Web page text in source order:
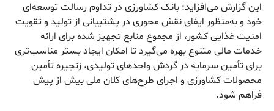
این گزارش می‌افزاید: بانک کشاورزی در تداوم رسالت توسعه‌ای
خود و به‌منظور ایفای نقش محوری در پشتیبانی از تولید و تقویت
امنیت غذایی کشور، از مجموع منابع تجهیز شده برای ارائه
خدمات مالی متنوع بهره می‌گیرد تا امکان ایجاد بستر مناسب‌تری
برای تأمین سرمایه در گردش واحدهای تولیدی، زنجیره تأمین
محصولات کشاورزی و اجرای طرح‌های کلان ملی بیش از پیش
فراهم شود.